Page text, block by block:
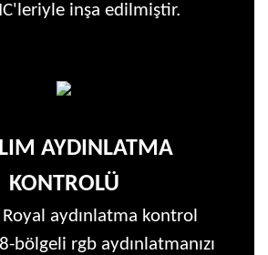
inşa edilmiştir.
AYDINLATMA
KONTROLÜ
aydınlatma kontrol
8-bölgeli rgb aydınlatmanızı